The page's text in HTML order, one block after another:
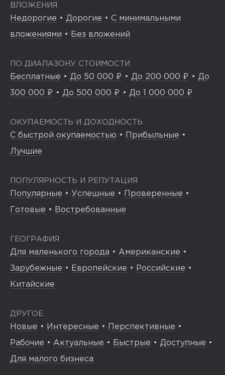
ВЛОЖЕНИЯ
Недорогие • Дорогие • С минимальными
вложениями • Без вложений
ПО ДИАПАЗОНУ СТОИМОСТИ
Бесплатные • До 50 000 ₽ • До 200 000 ₽ • До
300 000 ₽ • До 500 000 ₽ • До 1 000 000 ₽
ОКУПАЕМОСТЬ И ДОХОДНОСТЬ
С быстрой окупаемостью • Прибыльные •
Лучшие
ПОПУЛЯРНОСТЬ И РЕПУТАЦИЯ
Популярные • Успешные • Проверенные •
Готовые • Востребованные
ГЕОГРАФИЯ
Для маленького города • Американские •
Зарубежные • Европейские • Российские •
Китайские
ДРУГОЕ
Новые • Интересные • Перспективные •
Рабочие • Актуальные • Быстрые • Доступные •
Для малого бизнеса